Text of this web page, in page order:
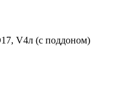
V4л (с поддоном)